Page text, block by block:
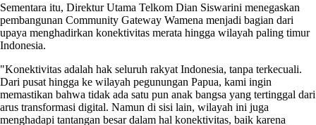
Sementara itu, Direktur Utama Telkom Dian Siswarini menegaskan
pembangunan Community Gateway Wamena menjadi bagian dari
upaya menghadirkan konektivitas merata hingga wilayah paling timur
Indonesia.
"Konektivitas adalah hak seluruh rakyat Indonesia, tanpa terkecuali.
Dari pusat hingga ke wilayah pegunungan Papua, kami ingin
memastikan bahwa tidak ada satu pun anak bangsa yang tertinggal dari
arus transformasi digital. Namun di sisi lain, wilayah ini juga
menghadapi tantangan besar dalam hal konektivitas, baik karena